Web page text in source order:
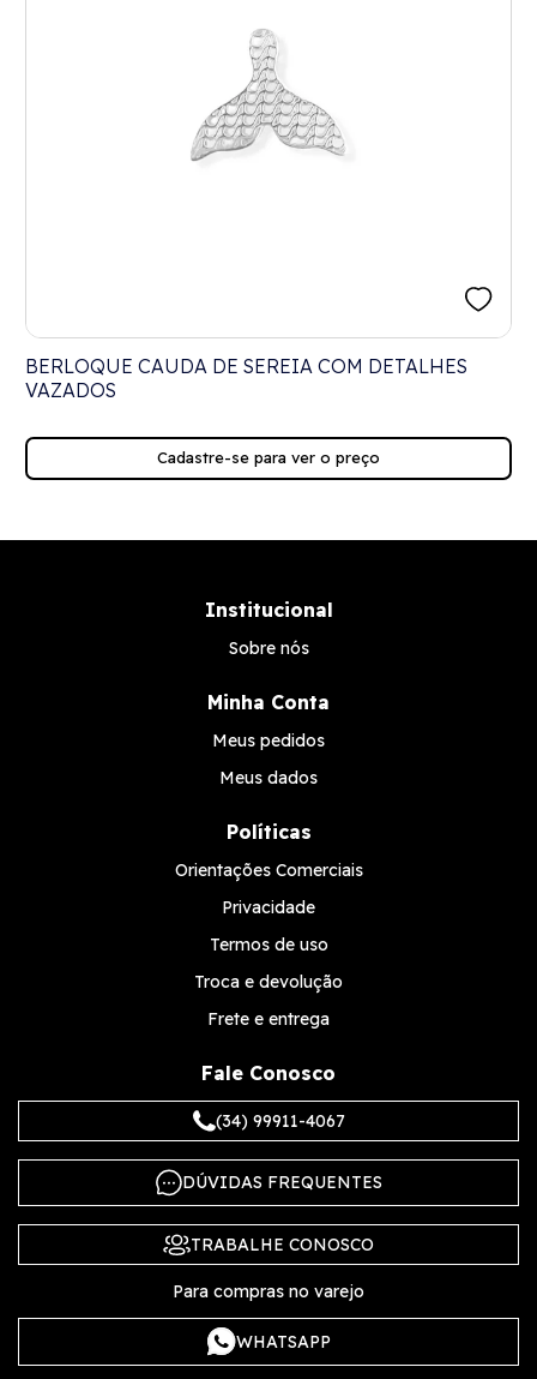
BERLOQUE CAUDA DE SEREIA COM DETALHES
VAZADOS
Cadastre-se para ver o preço
Institucional
Sobre nós
Minha Conta
Meus pedidos
Meus dados
Políticas
Orientações Comerciais
Privacidade
Termos de uso
Troca e devolução
Frete e entrega
Fale Conosco
(34) 99911-4067
DÚVIDAS FREQUENTES
TRABALHE CONOSCO
Para compras no varejo
WHATSAPP